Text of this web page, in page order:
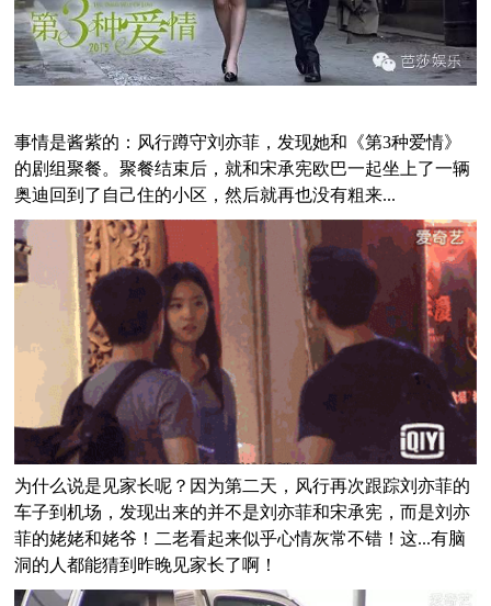
事情是酱紫的： 风行蹲守刘亦菲，发现她和《第3种爱情》
的剧组聚餐。聚餐结束后，就和宋承宪欧巴一起坐上了一辆
奥迪回到了自己住的小区，然后就再也没有粗来...
为什么说是见家长呢？因为第二天，风行再次跟踪刘亦菲的
车子到机场，发现出来的并不是刘亦菲和宋承宪，而是刘亦
菲的姥姥和姥爷！二老看起来似乎心情灰常不错！这...有脑
洞的人都能猜到昨晚见家长了啊！